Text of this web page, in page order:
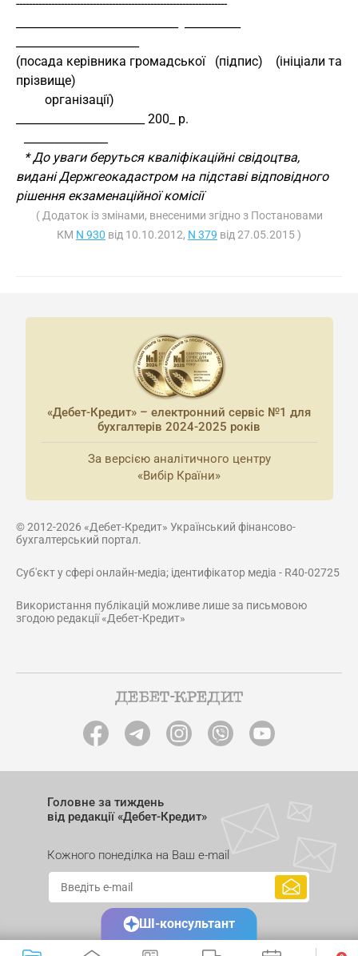
------------------------------------------------------------------
(посада керівника громадської   (підпис)    (ініціали та
прізвище)
         організації)
_______________________ 200_ р.
* До уваги беруться кваліфікаційні свідоцтва,
видані Держгеокадастром на підставі відповідного
рішення екзаменаційної комісії
( Додаток із змінами, внесеними згідно з Постановами
КМ N 930 від 10.10.2012, N 379 від 27.05.2015 )
«Дебет-Кредит» – електронний сервіс №1 для
бухгалтерів 2024-2025 років
За версією аналітичного центру
«Вибір Країни»
© 2012-2026 «Дебет-Кредит» Український фінансово-
бухгалтерський портал.
Суб'єкт у сфері онлайн-медіа; ідентифікатор медіа - R40-02725
Використання публікацій можливе лише за письмовою
згодою редакції «Дебет-Кредит»
Головне за тиждень
від редакції «Дебет-Кредит»
Кожного понеділка на Ваш e-mail
ШІ-консультант